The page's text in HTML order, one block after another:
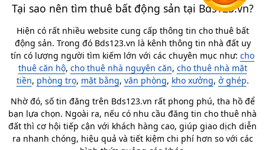
Tại sao nên tìm thuê bất động sản tại Bds123.vn?
Hiện có rất nhiều website cung cấp thông tin cho thuê bất
động sản. Trong đó Bds123.vn là kênh thông tin nhà đất uy
tín có lượng người tìm kiếm lớn với các chuyên mục như: cho
thuê căn hộ, cho thuê nhà nguyên căn, cho thuê nhà mặt
tiền, phòng trọ, mặt bằng, văn phòng, kho xưởng, ở ghép.
Nhờ đó, số tin đăng trên Bds123.vn rất phong phú, tha hồ để
bạn lựa chọn. Ngoài ra, nếu có nhu cầu đăng tin cho thuê nhà
đất thì cơ hội tiếp cận với khách hàng cao, giúp giao dịch diễn
ra nhanh chóng, hiệu quả và tiết kiệm chi phí hơn so với các